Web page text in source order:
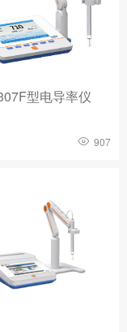
型电导率仪
907